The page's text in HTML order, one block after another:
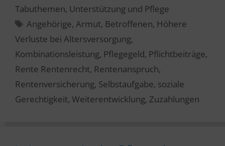
Tabuthemen, Unterstützung und Pflege
Schlagwörter
Angehörige, Armut, Betroffenen, Höhere
Verluste bei Altersversorgung,
Kombinationsleistung, Pflegegeld, Pflichtbeiträge,
Rente Rentenrecht, Rentenanspruch,
Rentenversicherung, Selbstaufgabe, soziale
Gerechtigkeit, Weiterentwicklung, Zuzahlungen